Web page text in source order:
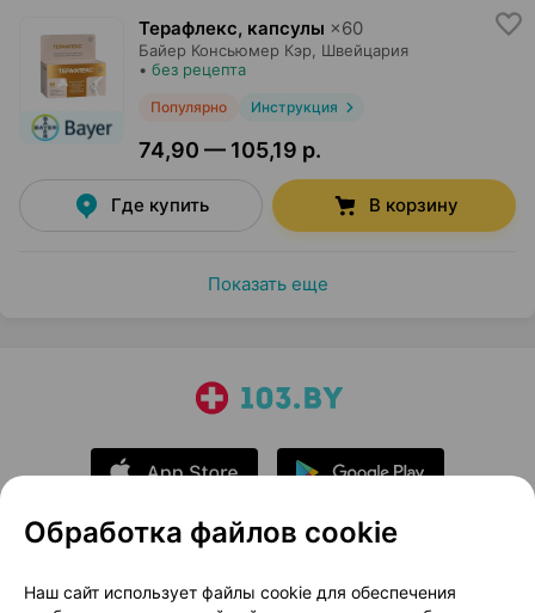
Терафлекс, капсулы ×60
Байер Консьюмер Кэр, Швейцария
• без рецепта
Популярно Инструкция
74,90 — 105,19 р.
Где купить В корзину
Показать еще
О проекте Новости проекта
Обработка файлов cookie
Наш сайт использует файлы cookie для обеспечения